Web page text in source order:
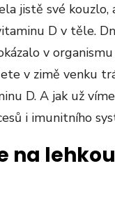
jistě své kouzlo,
D v těle.
v organismu
v zimě venku
D. A jak už
i imunitního
na lehkou